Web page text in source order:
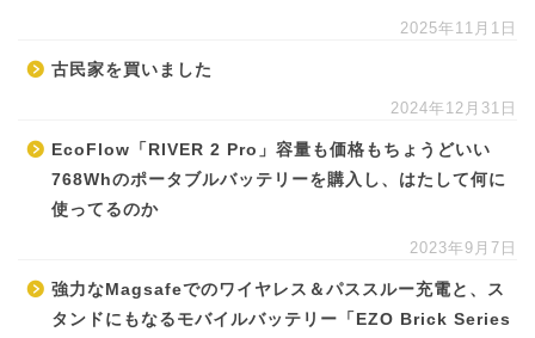
2025年11月1日
古民家を買いました
2024年12月31日
EcoFlow「RIVER 2 Pro」容量も価格もちょうどいい
768Whのポータブルバッテリーを購入し、はたして何に
使ってるのか
2023年9月7日
強力なMagsafeでのワイヤレス＆パススルー充電と、ス
タンドにもなるモバイルバッテリー「EZO Brick Series